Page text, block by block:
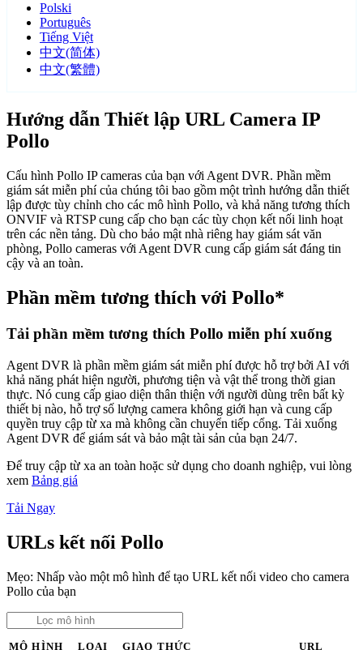
Polski
Português
Tiếng Việt
中文(简体)
中文(繁體)
Hướng dẫn Thiết lập URL Camera IP
Pollo
Cấu hình Pollo IP cameras của bạn với Agent DVR. Phần mềm
giám sát miễn phí của chúng tôi bao gồm một trình hướng dẫn thiết
lập được tùy chỉnh cho các mô hình Pollo, và khả năng tương thích
ONVIF và RTSP cung cấp cho bạn các tùy chọn kết nối linh hoạt
trên các nền tảng. Dù cho bảo mật nhà riêng hay giám sát văn
phòng, Pollo cameras với Agent DVR cung cấp giám sát đáng tin
cậy và an toàn.
Phần mềm tương thích với Pollo*
Tải phần mềm tương thích Pollo miễn phí xuống
Agent DVR là phần mềm giám sát miễn phí được hỗ trợ bởi AI với
khả năng phát hiện người, phương tiện và vật thể trong thời gian
thực. Nó cung cấp giao diện thân thiện với người dùng trên bất kỳ
thiết bị nào, hỗ trợ số lượng camera không giới hạn và cung cấp
quyền truy cập từ xa mà không cần chuyển tiếp cổng. Tải xuống
Agent DVR để giám sát và bảo mật tài sản của bạn 24/7.
Để truy cập từ xa an toàn hoặc sử dụng cho doanh nghiệp, vui lòng
xem Bảng giá
Tải Ngay
URLs kết nối Pollo
Mẹo: Nhấp vào một mô hình để tạo URL kết nối video cho camera
Pollo của bạn
MÔ HÌNH LOẠI GIAO THỨC URL